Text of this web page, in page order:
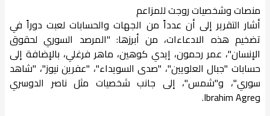
منصات وشخصيات روجت للمزاعم
أشار التقرير إلى أن عدداً من الجهات والحسابات لعبت دوراً في
تضخيم هذه الادعاءات، من أبرزها: "المرصد السوري لحقوق
الإنسان"، عمر رحمون، إيدي كوهين، ماهر فرغلي، بالإضافة إلى
حسابات "جبال العلويين"، "صدى السويداء"، "عفرين نيوز"، "شاهد
سوري"، و"شمس"، إلى جانب شخصيات مثل ناصر الدوسري
وIbrahim Agre.